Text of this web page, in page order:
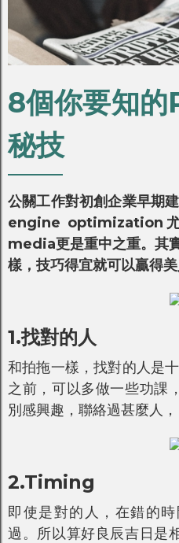
8個你要知
秘技
公關工作對初創企業早期
engine optimization
media更是重中之重。
樣，技巧得宜就可以贏得美
1.找對的人
和拍拖一樣，找對的人是
之前，可以多做一些功課
別感興趣，聯絡過甚麼人，
2.Timing
即使是對的人，在錯的
過。所以算好良辰吉日是